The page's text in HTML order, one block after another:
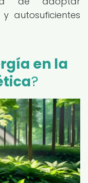
autosuficientes
en la
?